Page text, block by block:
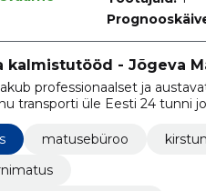
kalmistutööd - Jõgeva
professionaalset ja
transporti üle Eesti 24 tunni
matusebüroo